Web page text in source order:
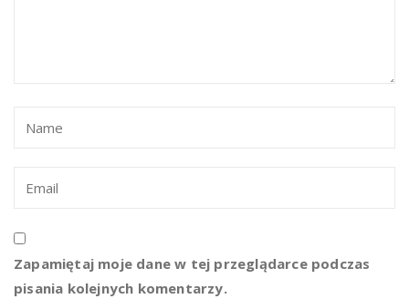
Zapamiętaj moje dane w tej przeglądarce podczas
pisania kolejnych komentarzy.